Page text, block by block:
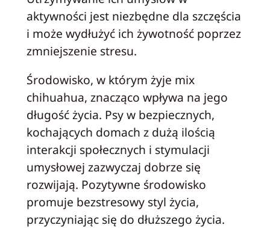
aktywności jest niezbędne dla szczęścia
i może wydłużyć ich żywotność poprzez
zmniejszenie stresu.
Środowisko, w którym żyje mix
chihuahua, znacząco wpływa na jego
długość życia. Psy w bezpiecznych,
kochających domach z dużą ilością
interakcji społecznych i stymulacji
umysłowej zazwyczaj dobrze się
rozwijają. Pozytywne środowisko
promuje bezstresowy styl życia,
przyczyniając się do dłuższego życia.